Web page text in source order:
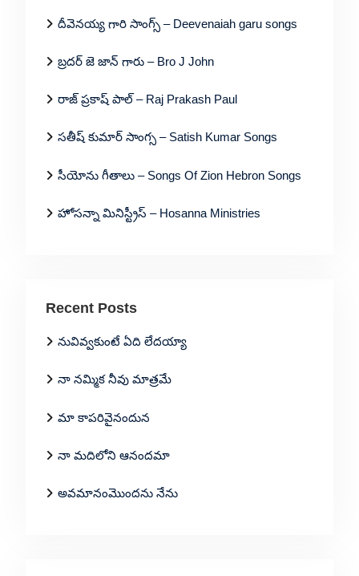
దీవెనయ్య గారి సాంగ్స్ – Deevenaiah garu songs
బ్రదర్ జె జాన్ గారు – Bro J John
రాజ్ ప్రకాష్ పాల్ – Raj Prakash Paul
సతీష్ కుమార్ సాంగ్స – Satish Kumar Songs
సీయోను గీతాలు – Songs Of Zion Hebron Songs
హోసన్నా మినిస్ట్రీస్ – Hosanna Ministries
Recent Posts
నువివ్వకుంటే ఏది లేదయ్యా
నా నమ్మిక నీవు మాత్రమే
మా కాపరివైనందున
నా మదిలోని ఆనందమా
అవమానంమొందను నేను